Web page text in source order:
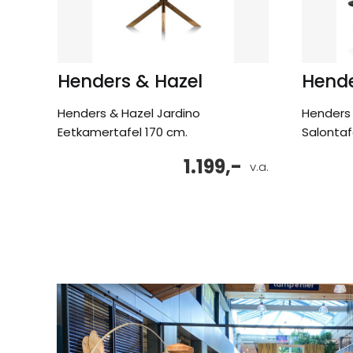
Henders & Hazel
Henders & Hazel Jardino
Eetkamertafel 170 cm.
v.a.
1.199,-